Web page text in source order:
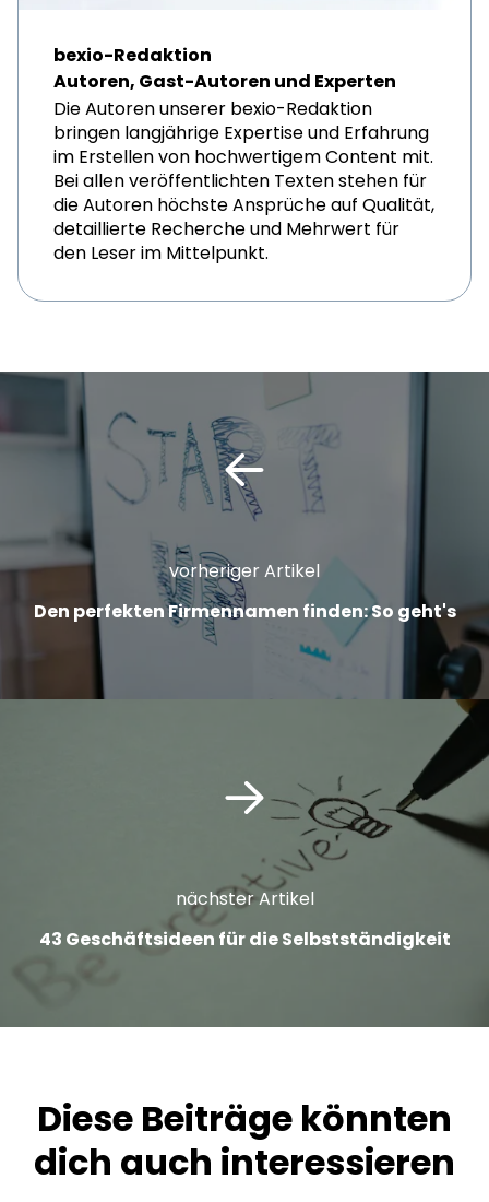
bexio-Redaktion
Autoren, Gast-Autoren und Experten
Die Autoren unserer bexio-Redaktion
bringen langjährige Expertise und Erfahrung
im Erstellen von hochwertigem Content mit.
Bei allen veröffentlichten Texten stehen für
die Autoren höchste Ansprüche auf Qualität,
detaillierte Recherche und Mehrwert für
den Leser im Mittelpunkt.
vorheriger Artikel
Den perfekten Firmennamen finden: So geht's
nächster Artikel
43 Geschäftsideen für die Selbstständigkeit
Diese Beiträge könnten
dich auch interessieren